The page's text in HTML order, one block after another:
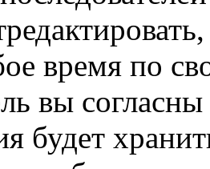
время по
вы
будет